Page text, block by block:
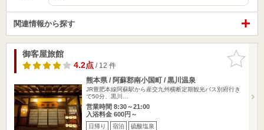
関連情報から探す
お気に入
りに追加
御客屋旅館
4.2点/ 12 件
熊本県 / 阿蘇郡南小国町 / 黒川温泉
JR豊肥本線阿蘇駅から産交九州横断定期観光バス別府行き
で50分、黒川…
営業時間 8:30～21:00
入浴料金 600円～
日帰り 宿泊 硫酸塩泉